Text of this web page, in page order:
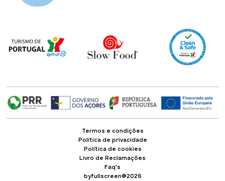
Termos e condições
Política de privacidade
Política de cookies
Livro de Reclamações
Faq's
byfullscreen@2026